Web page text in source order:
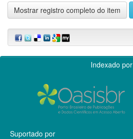
Mostrar registro completo do item
Indexado por
Suportado por